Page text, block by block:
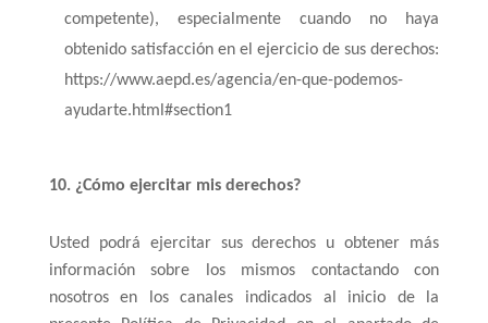
competente), especialmente cuando no haya
obtenido satisfacción en el ejercicio de sus derechos:
https://www.aepd.es/agencia/en-que-podemos-
ayudarte.html#section1
10. ¿Cómo ejercitar mis derechos?
Usted podrá ejercitar sus derechos u obtener más
información sobre los mismos contactando con
nosotros en los canales indicados al inicio de la